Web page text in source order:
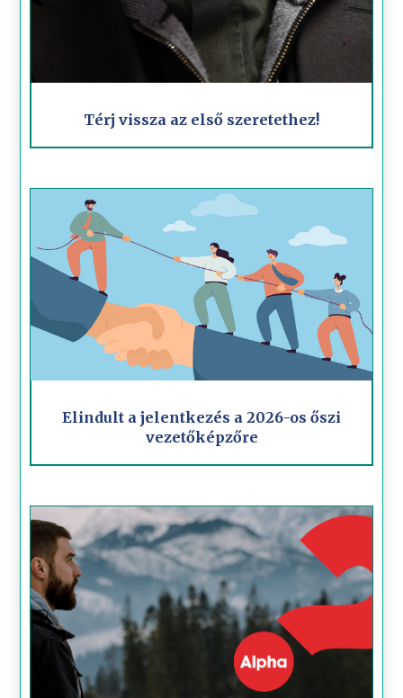
Térj vissza az első szeretethez!
Elindult a jelentkezés a 2026-os őszi
vezetőképzőre